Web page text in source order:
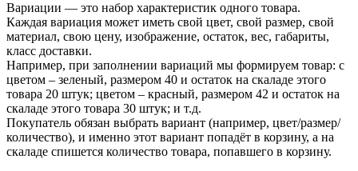
Вариации — это набор характеристик одного товара.
Каждая вариация может иметь свой цвет, свой размер, свой
материал, свою цену, изображение, остаток, вес, габариты,
класс доставки.
Например, при заполнении вариаций мы формируем товар: с
цветом – зеленый, размером 40 и остаток на скаладе этого
товара 20 штук; цветом – красный, размером 42 и остаток на
скаладе этого товара 30 штук; и т.д.
Покупатель обязан выбрать вариант (например, цвет/размер/
количество), и именно этот вариант попадёт в корзину, а на
скаладе спишется количество товара, попавшего в корзину.